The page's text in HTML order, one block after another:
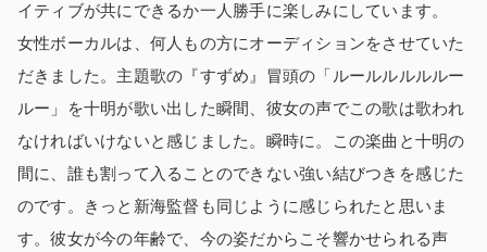
イティブが共にできるか一人勝手に楽しみにしています。
女性ボーカルは、何人もの方にオーディションをさせていた
だきました。主題歌の『すずめ』冒頭の「ルールルルルルー
ルー」を十明が歌い出した瞬間、彼女の声でこの歌は歌われ
なければいけないと感じました。瞬時に。この楽曲と十明の
間に、誰も割って入ることのできない強い結びつきを感じた
のです。きっと新海監督も同じように感じられたと思いま
す。彼女が今の年齢で、今の姿だからこそ響かせられる声